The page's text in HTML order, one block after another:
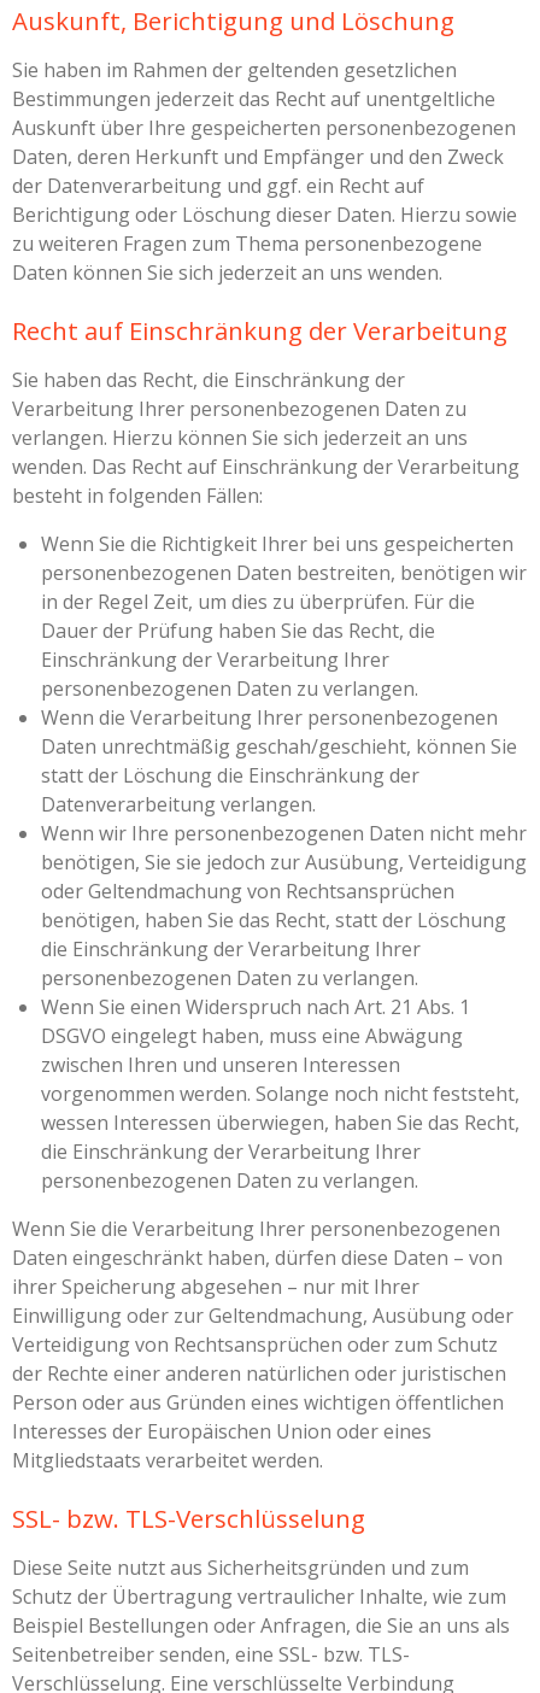
Auskunft, Berichtigung und Löschung
Sie haben im Rahmen der geltenden gesetzlichen
Bestimmungen jederzeit das Recht auf unentgeltliche
Auskunft über Ihre gespeicherten personenbezogenen
Daten, deren Herkunft und Empfänger und den Zweck
der Datenverarbeitung und ggf. ein Recht auf
Berichtigung oder Löschung dieser Daten. Hierzu sowie
zu weiteren Fragen zum Thema personenbezogene
Daten können Sie sich jederzeit an uns wenden.
Recht auf Einschränkung der Verarbeitung
Sie haben das Recht, die Einschränkung der
Verarbeitung Ihrer personenbezogenen Daten zu
verlangen. Hierzu können Sie sich jederzeit an uns
wenden. Das Recht auf Einschränkung der Verarbeitung
besteht in folgenden Fällen:
Wenn Sie die Richtigkeit Ihrer bei uns gespeicherten
personenbezogenen Daten bestreiten, benötigen wir
in der Regel Zeit, um dies zu überprüfen. Für die
Dauer der Prüfung haben Sie das Recht, die
Einschränkung der Verarbeitung Ihrer
personenbezogenen Daten zu verlangen.
Wenn die Verarbeitung Ihrer personenbezogenen
Daten unrechtmäßig geschah/geschieht, können Sie
statt der Löschung die Einschränkung der
Datenverarbeitung verlangen.
Wenn wir Ihre personenbezogenen Daten nicht mehr
benötigen, Sie sie jedoch zur Ausübung, Verteidigung
oder Geltendmachung von Rechtsansprüchen
benötigen, haben Sie das Recht, statt der Löschung
die Einschränkung der Verarbeitung Ihrer
personenbezogenen Daten zu verlangen.
Wenn Sie einen Widerspruch nach Art. 21 Abs. 1
DSGVO eingelegt haben, muss eine Abwägung
zwischen Ihren und unseren Interessen
vorgenommen werden. Solange noch nicht feststeht,
wessen Interessen überwiegen, haben Sie das Recht,
die Einschränkung der Verarbeitung Ihrer
personenbezogenen Daten zu verlangen.
Wenn Sie die Verarbeitung Ihrer personenbezogenen
Daten eingeschränkt haben, dürfen diese Daten – von
ihrer Speicherung abgesehen – nur mit Ihrer
Einwilligung oder zur Geltendmachung, Ausübung oder
Verteidigung von Rechtsansprüchen oder zum Schutz
der Rechte einer anderen natürlichen oder juristischen
Person oder aus Gründen eines wichtigen öffentlichen
Interesses der Europäischen Union oder eines
Mitgliedstaats verarbeitet werden.
SSL- bzw. TLS-Verschlüsselung
Diese Seite nutzt aus Sicherheitsgründen und zum
Schutz der Übertragung vertraulicher Inhalte, wie zum
Beispiel Bestellungen oder Anfragen, die Sie an uns als
Seitenbetreiber senden, eine SSL- bzw. TLS-
Verschlüsselung. Eine verschlüsselte Verbindung